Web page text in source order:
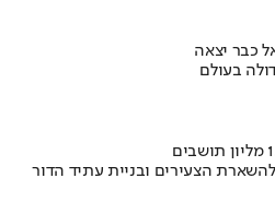
כבר יצאה
בעולם
הצעירים ובניית עתיד הדור